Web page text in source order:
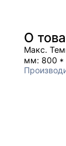
О
Макс.
мм: 800 *